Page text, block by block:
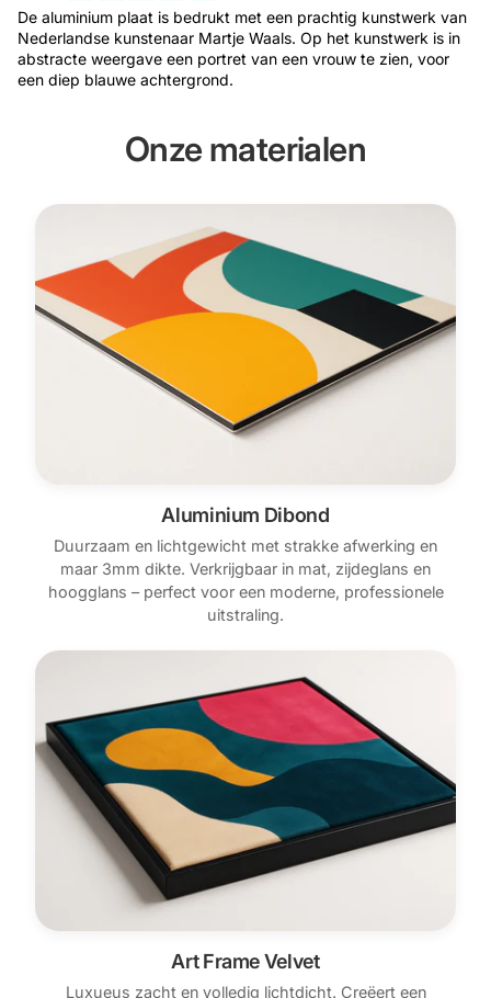
De aluminium plaat is bedrukt met een prachtig kunstwerk van
Nederlandse kunstenaar Martje Waals. Op het kunstwerk is in
abstracte weergave een portret van een vrouw te zien, voor
een diep blauwe achtergrond.
Onze materialen
Aluminium Dibond
Duurzaam en lichtgewicht met strakke afwerking en
maar 3mm dikte. Verkrijgbaar in mat, zijdeglans en
hoogglans – perfect voor een moderne, professionele
uitstraling.
Art Frame Velvet
Luxueus zacht en volledig lichtdicht. Creëert een